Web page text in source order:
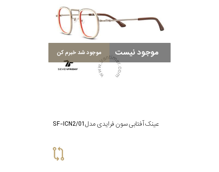
موجود نیست موجود شد خبرم کن
عینک آفتابی سون فرایدی مدل SF-ICN2/01